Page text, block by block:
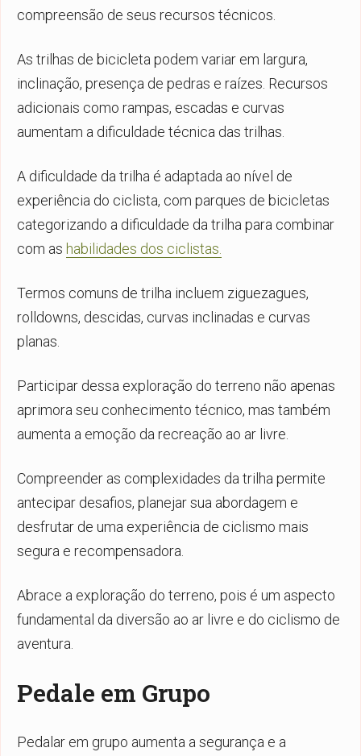
compreensão de seus recursos técnicos.
As trilhas de bicicleta podem variar em largura,
inclinação, presença de pedras e raízes. Recursos
adicionais como rampas, escadas e curvas
aumentam a dificuldade técnica das trilhas.
A dificuldade da trilha é adaptada ao nível de
experiência do ciclista, com parques de bicicletas
categorizando a dificuldade da trilha para combinar
com as habilidades dos ciclistas.
Termos comuns de trilha incluem ziguezagues,
rolldowns, descidas, curvas inclinadas e curvas
planas.
Participar dessa exploração do terreno não apenas
aprimora seu conhecimento técnico, mas também
aumenta a emoção da recreação ao ar livre.
Compreender as complexidades da trilha permite
antecipar desafios, planejar sua abordagem e
desfrutar de uma experiência de ciclismo mais
segura e recompensadora.
Abrace a exploração do terreno, pois é um aspecto
fundamental da diversão ao ar livre e do ciclismo de
aventura.
Pedale em Grupo
Pedalar em grupo aumenta a segurança e a